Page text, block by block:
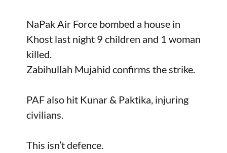
NaPak Air Force bombed a house in
Khost last night 9 children and 1 woman
killed.
Zabihullah Mujahid confirms the strike.
PAF also hit Kunar & Paktika, injuring
civilians.
This isn’t defence.